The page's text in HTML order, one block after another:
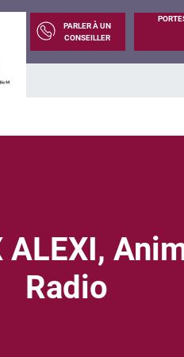
PARLER À UN
CONSEILLER
ALEXI,
Radio